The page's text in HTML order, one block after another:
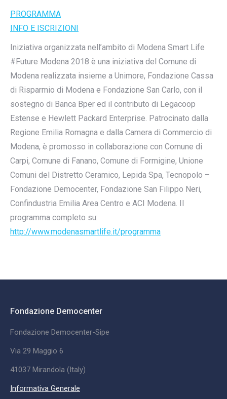
PROGRAMMA
INFO E ISCRIZIONI
Iniziativa organizzata nell’ambito di Modena Smart Life
#Future Modena 2018 è una iniziativa del Comune di
Modena realizzata insieme a Unimore, Fondazione Cassa
di Risparmio di Modena e Fondazione San Carlo, con il
sostegno di Banca Bper ed il contributo di Legacoop
Estense e Hewlett Packard Enterprise. Patrocinato dalla
Regione Emilia Romagna e dalla Camera di Commercio di
Modena, è promosso in collaborazione con Comune di
Carpi, Comune di Fanano, Comune di Formigine, Unione
Comuni del Distretto Ceramico, Lepida Spa, Tecnopolo –
Fondazione Democenter, Fondazione San Filippo Neri,
Confindustria Emilia Area Centro e ACI Modena. Il
programma completo su:
http://www.modenasmartlife.it/programma
Fondazione Democenter
Fondazione Democenter-Sipe
Via 29 Maggio 6
41037 Mirandola (Italy)
Informativa Generale